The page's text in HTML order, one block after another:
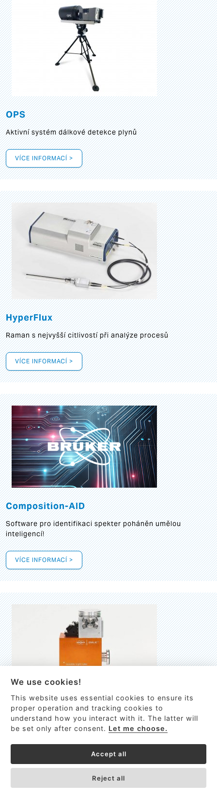
OPS
Aktivní systém dálkové detekce plynů
VÍCE INFORMACÍ >
HyperFlux
Raman s nejvyšší citlivostí při analýze procesů
VÍCE INFORMACÍ >
Composition-AID
Software pro identifikaci spekter poháněn umělou
inteligencí!
VÍCE INFORMACÍ >
EMILIE
První nano-elektro-mechanický (NEMS) FTIR analyzátor
We use cookies!
This website uses essential cookies to ensure its
proper operation and tracking cookies to
understand how you interact with it. The latter will
be set only after consent. Let me choose.
Accept all
Reject all